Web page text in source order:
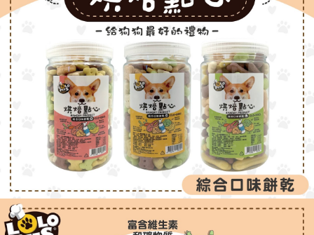
１．透過由恩沛科技股份有限公司提供之「AFTEE先享後付」服務完成之交
易，需依本服務之必要範圍內提供個人資料，並將交易相關給付款項請求債
權轉讓予恩沛科技股份有限公司。
２．關於個人資料處理事宜，請瀏覽以下網址：
https://aftee.tw/terms/#terms3
３．未成年的使用者請事先徵得法定代理人或監護人之同意方可使用
「AFTEE先享後付」，若未經同意申辦者引起之損失，本公司不負相關責
４．使用「AFTEE先享後付」時，將依據個別帳號之用戶狀況，依本公司即
時審查核予不同之上限額度；若仍有額度不足之情形，本公司將視審查結果
請求用戶進行身份認證。
５．嚴禁一人註冊多個帳號或使用他人資訊註冊。若發現惡意使用之情形，
恩沛科技股份有限公司將有權停止該用戶之使用額度並採取法律行動。
每筆NT$60，滿NT$999(含以上)免運費
付款後7-11取貨_限重10KG
每筆NT$60，滿NT$999(含以上)免運費
每筆NT$120，滿NT$999(含以上)免運費
中壢限定｜毛速配 14:00前下單當日到！🐶
每筆NT$120，滿NT$999(含以上)免運費